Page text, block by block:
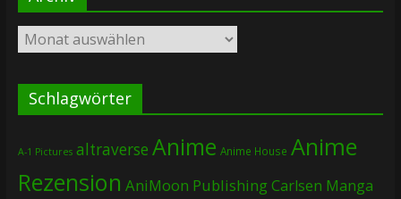
Archiv
Schlagwörter
A-1 Pictures altraverse Anime Anime House Anime
Rezension AniMoon PublishingCarlsen Manga